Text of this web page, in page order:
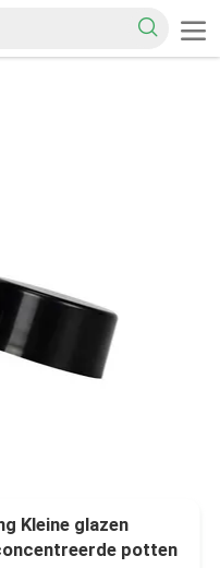
Kleine glazen
potten